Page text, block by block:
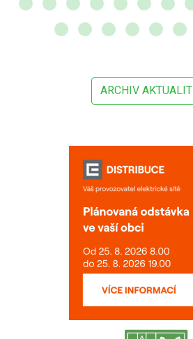
ARCHIV AKTUALIT